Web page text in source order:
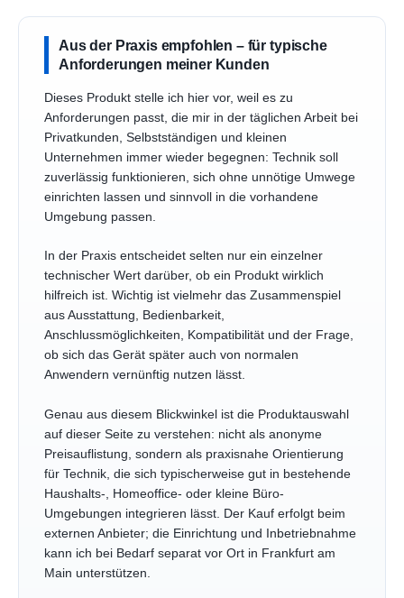
Aus der Praxis empfohlen – für typische
Anforderungen meiner Kunden
Dieses Produkt stelle ich hier vor, weil es zu
Anforderungen passt, die mir in der täglichen Arbeit bei
Privatkunden, Selbstständigen und kleinen
Unternehmen immer wieder begegnen: Technik soll
zuverlässig funktionieren, sich ohne unnötige Umwege
einrichten lassen und sinnvoll in die vorhandene
Umgebung passen.
In der Praxis entscheidet selten nur ein einzelner
technischer Wert darüber, ob ein Produkt wirklich
hilfreich ist. Wichtig ist vielmehr das Zusammenspiel
aus Ausstattung, Bedienbarkeit,
Anschlussmöglichkeiten, Kompatibilität und der Frage,
ob sich das Gerät später auch von normalen
Anwendern vernünftig nutzen lässt.
Genau aus diesem Blickwinkel ist die Produktauswahl
auf dieser Seite zu verstehen: nicht als anonyme
Preisauflistung, sondern als praxisnahe Orientierung
für Technik, die sich typischerweise gut in bestehende
Haushalts-, Homeoffice- oder kleine Büro-
Umgebungen integrieren lässt. Der Kauf erfolgt beim
externen Anbieter; die Einrichtung und Inbetriebnahme
kann ich bei Bedarf separat vor Ort in Frankfurt am
Main unterstützen.